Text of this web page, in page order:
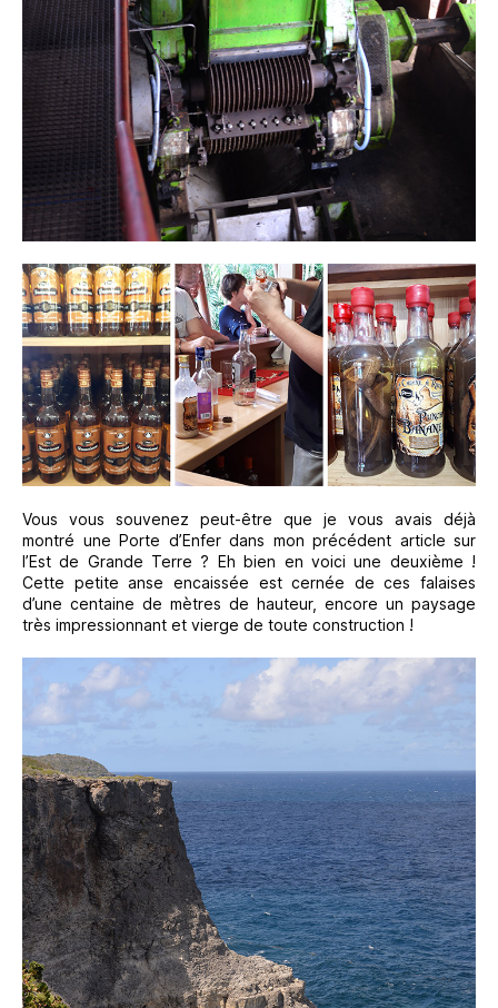
Vous vous souvenez peut-être que je vous avais déjà
montré une Porte d’Enfer dans mon précédent article sur
l’Est de Grande Terre ? Eh bien en voici une deuxième !
Cette petite anse encaissée est cernée de ces falaises
d’une centaine de mètres de hauteur, encore un paysage
très impressionnant et vierge de toute construction !